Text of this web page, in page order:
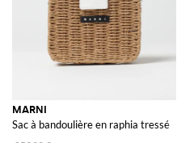
MARNI
Sac à bandoulière en raphia tressé